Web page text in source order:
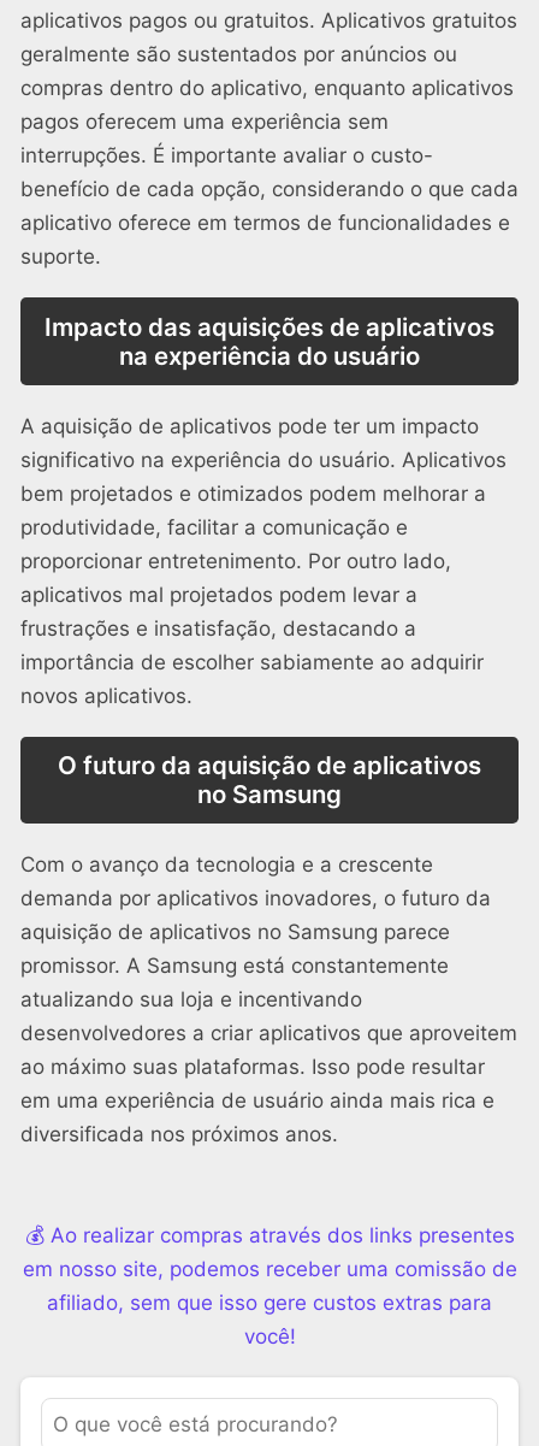
aplicativos pagos ou gratuitos. Aplicativos gratuitos
geralmente são sustentados por anúncios ou
compras dentro do aplicativo, enquanto aplicativos
pagos oferecem uma experiência sem
interrupções. É importante avaliar o custo-
benefício de cada opção, considerando o que cada
aplicativo oferece em termos de funcionalidades e
suporte.
Impacto das aquisições de aplicativos
na experiência do usuário
A aquisição de aplicativos pode ter um impacto
significativo na experiência do usuário. Aplicativos
bem projetados e otimizados podem melhorar a
produtividade, facilitar a comunicação e
proporcionar entretenimento. Por outro lado,
aplicativos mal projetados podem levar a
frustrações e insatisfação, destacando a
importância de escolher sabiamente ao adquirir
novos aplicativos.
O futuro da aquisição de aplicativos
no Samsung
Com o avanço da tecnologia e a crescente
demanda por aplicativos inovadores, o futuro da
aquisição de aplicativos no Samsung parece
promissor. A Samsung está constantemente
atualizando sua loja e incentivando
desenvolvedores a criar aplicativos que aproveitem
ao máximo suas plataformas. Isso pode resultar
em uma experiência de usuário ainda mais rica e
diversificada nos próximos anos.
💰 Ao realizar compras através dos links presentes
em nosso site, podemos receber uma comissão de
afiliado, sem que isso gere custos extras para
você!